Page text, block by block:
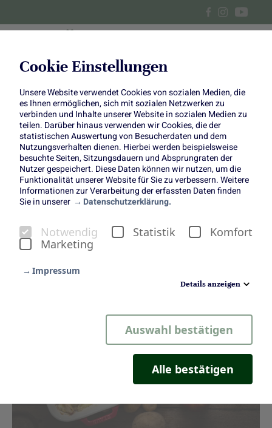
Cookie Einstellungen
Unsere Website verwendet Cookies von sozialen Medien, die
es Ihnen ermöglichen, sich mit sozialen Netzwerken zu
verbinden und Inhalte unserer Website in sozialen Medien zu
teilen. Darüber hinaus verwenden wir Cookies, die der
statistischen Auswertung von Besucherdaten und dem
Nutzungsverhalten dienen. Hierbei werden beispielsweise
besuchte Seiten, Sitzungsdauern und Absprungraten der
Nutzer gespeichert. Diese Daten können wir nutzen, um die
Funktionalität unserer Website für Sie zu verbessern. Weitere
Informationen zur Verarbeitung der erfassten Daten finden
Sie in unserer
Datenschutzerklärung.
Notwendig Statistik
Komfort
Marketing
Impressum
Details anzeigen
Auswahl bestätigen
Alle bestätigen
Herbstlicher Apfel-
Schweinefilet-Auflauf
Schweinefilet-Auflauf
Auflauf mal anders!